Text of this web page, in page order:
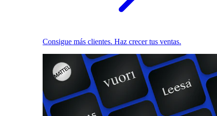
Consigue más clientes. Haz crecer tus ventas.